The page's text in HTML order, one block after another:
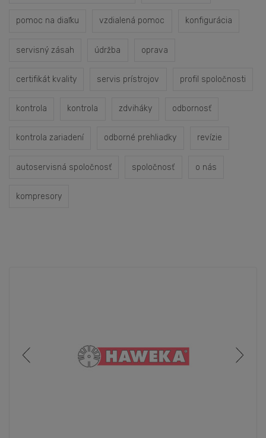
pomoc na diaľku vzdialená pomoc konfigurácia
servisný zásah údržba oprava
certifikát kvality servis prístrojov profil spoločnosti
kontrola kontrola zdviháky odbornosť
kontrola zariadení odborné prehliadky revízie
autoservisná spoločnosť spoločnosť o nás
kompresory